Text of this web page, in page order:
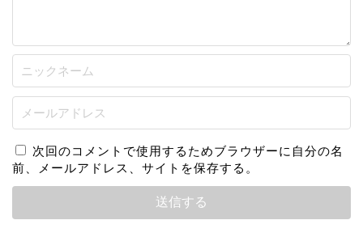
次回のコメントで使用するためブラウザーに自分の名
前、メールアドレス、サイトを保存する。